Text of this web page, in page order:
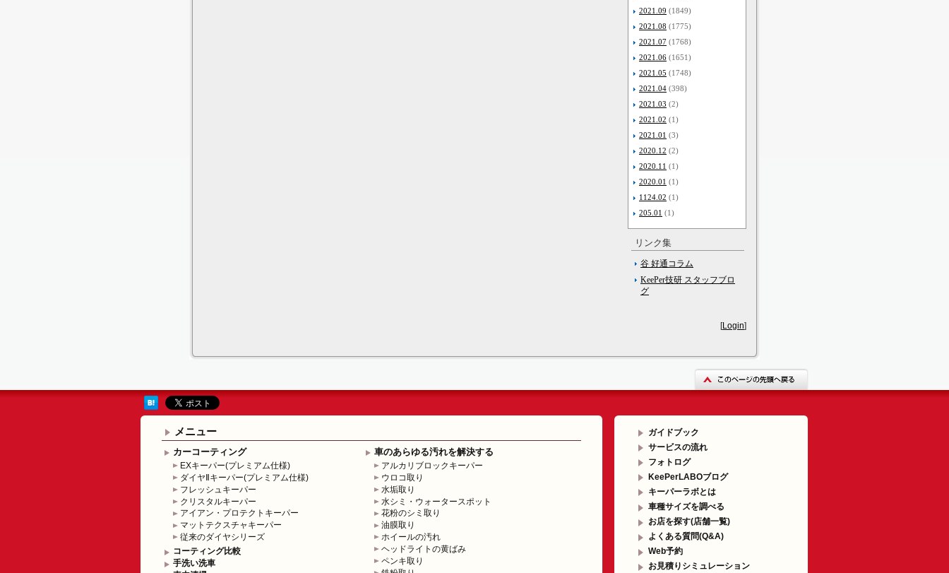
2021.09 (1849)
2021.08 (1775)
2021.07 (1768)
2021.06 (1651)
2021.05 (1748)
2021.04 (398)
2021.03 (2)
2021.02 (1)
2021.01 (3)
2020.12 (2)
2020.11 (1)
2020.01 (1)
1124.02 (1)
205.01 (1)
リンク集
谷 好通コラム
KeePer技研 スタッフブロ
グ
[Login]
メニュー
カーコーティング
EXキーパー(プレミアム仕様)
ダイヤⅡキーパー(プレミアム仕様)
フレッシュキーパー
クリスタルキーパー
アイアン・プロテクトキーパー
マットテクスチャキーパー
従来のダイヤシリーズ
コーティング比較
手洗い洗車
車のあらゆる汚れを解決する
アルカリブロックキーパー
ウロコ取り
水垢取り
水シミ・ウォータースポット
花粉のシミ取り
油膜取り
ホイールの汚れ
ヘッドライトの黄ばみ
ペンキ取り
ガイドブック
サービスの流れ
フォトログ
KeePerLABOブログ
キーパーラボとは
車種サイズを調べる
お店を探す(店舗一覧)
よくある質問(Q&A)
Web予約
お見積りシミュレーション